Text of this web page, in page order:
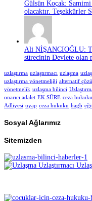
Gülsün Koçak: Samimi
olacaktır. Teşekkürler
Ali NİŞANCIOĞLU:
sürecinin Devlete olan
uzlaştırma uzlaştırmacı uzlaşma
uzlaştırma yönetmeliği alternatif
yönetmelik uzlaşma bilinci
onarıcı adalet EK SÜRE ceza
Adliyesi uyap ceza hukuku hagb
Sosyal Ağlarımız
Sitemizden